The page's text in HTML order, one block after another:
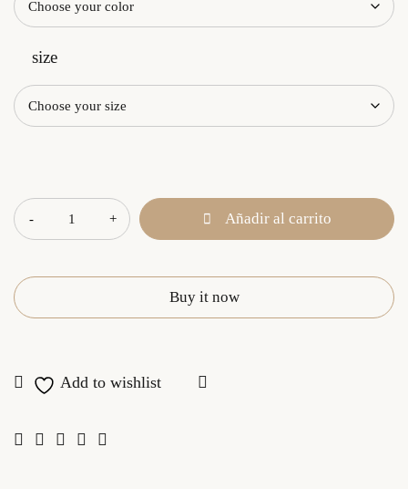
size
Añadir al carrito
Buy it now